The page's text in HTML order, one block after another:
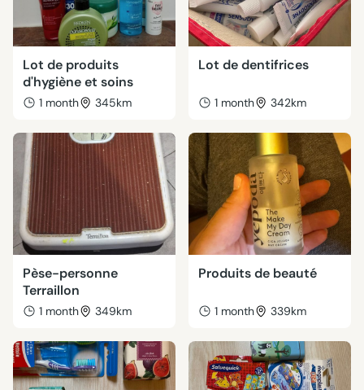
Lot de produits
d'hygiène et soins
1 month 345km
Lot de dentifrices
1 month 342km
Pèse-personne
Terraillon
1 month 349km
Produits de beauté
1 month 339km